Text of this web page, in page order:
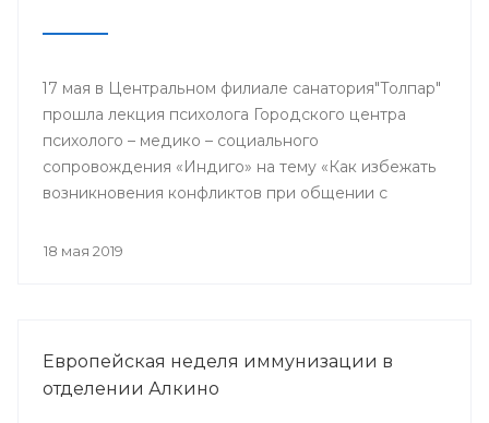
17 мая в Центральном филиале санатория"Толпар"
прошла лекция психолога Городского центра
психолого – медико – социального
сопровождения «Индиго» на тему «Как избежать
возникновения конфликтов при общении с
18 мая 2019
Европейская неделя иммунизации в
отделении Алкино